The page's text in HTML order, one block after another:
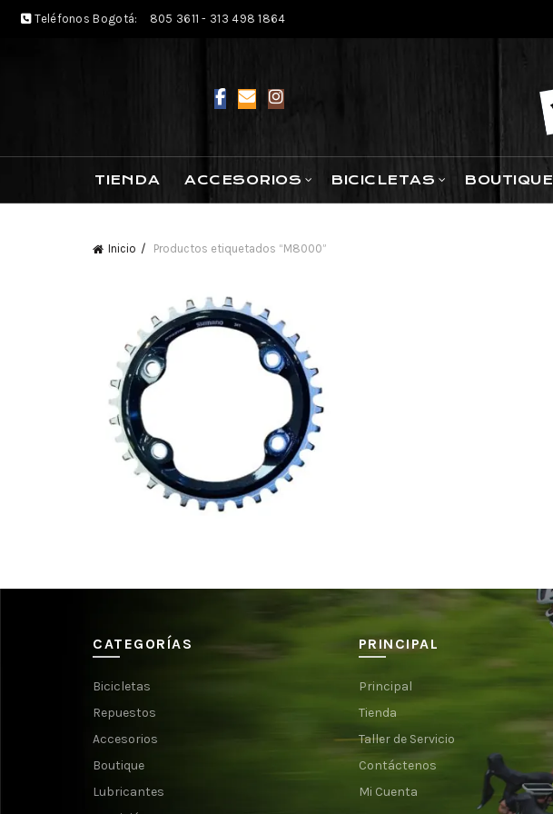
Teléfonos Bogotá: 805 3611 - 313 498 1864
TIENDA ACCESORIOS BICICLETAS BOUTIQUE
Inicio Productos etiquetados “M8000”
CATEGORÍAS
Bicicletas
Repuestos
Accesorios
Boutique
Lubricantes
PRINCIPAL
Principal
Tienda
Taller de Servicio
Contáctenos
Mi Cuenta